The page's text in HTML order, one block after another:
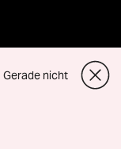
Gerade nicht